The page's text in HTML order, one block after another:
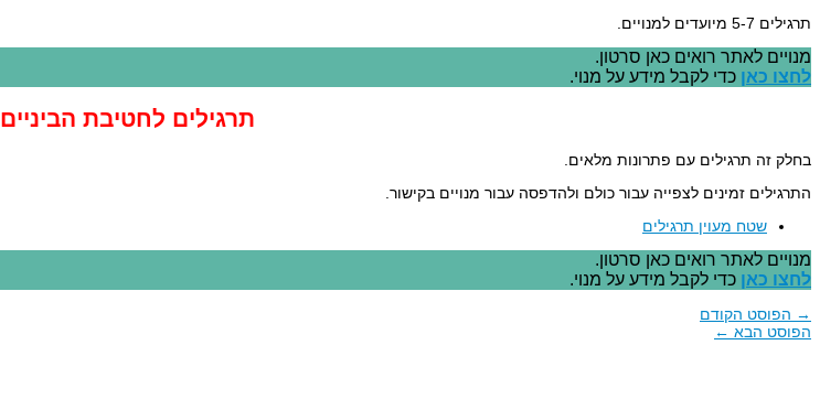
תרגילים 5-7 מיועדים למנויים.
מנויים לאתר רואים כאן סרטון.
לחצו כאן כדי לקבל מידע על מנוי.
תרגילים לחטיבת הביניים
בחלק זה תרגילים עם פתרונות מלאים.
התרגילים זמינים לצפייה עבור כולם ולהדפסה עבור מנויים בקישור.
שטח מעוין תרגילים
מנויים לאתר רואים כאן סרטון.
לחצו כאן כדי לקבל מידע על מנוי.
→ הפוסט הקודם
הפוסט הבא ←